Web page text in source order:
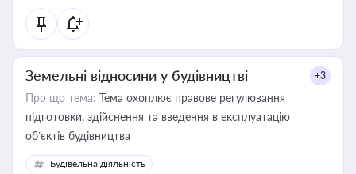
Земельні відносини у будівництві +3
Про що тема: Тема охоплює правове регулювання
підготовки, здійснення та введення в експлуатацію
об’єктів будівництва
Будівельна діяльність